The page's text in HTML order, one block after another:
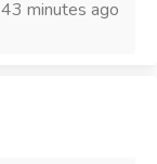
43 minutes ago